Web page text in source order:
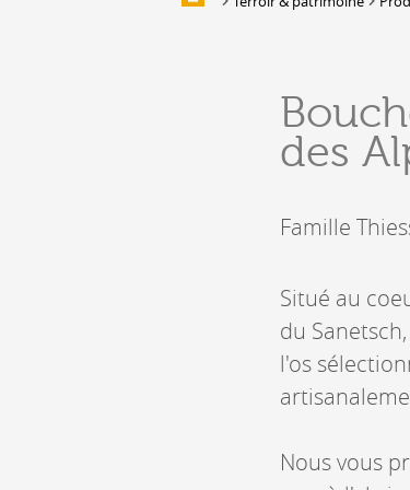
HÉBERGEMENTS
RESTAURATION
Hébergement
Bars, Cafés, Restaurants &
Caveaux de dégustation
des
Famille
Situé au
du
l'os
Nous vous